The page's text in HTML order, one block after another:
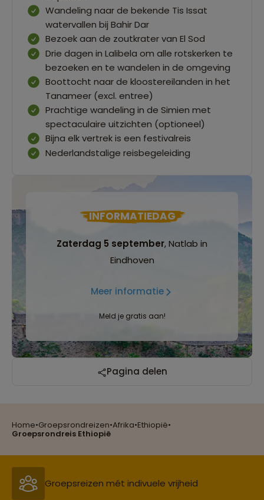
Home•Groepsrondreizen•Afrika•Ethiopië•
Groepsrondreis Ethiopië
Wandeling naar de bekende Tis Issat
watervallen bij Bahir Dar
Bezoek aan de zoutkrater van El Sod
Drie dagen in Lalibela om alle rotskerken te
bezoeken en te wandelen in de omgeving
Boottocht naar de kloostereilanden in het
Tanameer (excl. entree)
Prachtige wandeling in de Simien met
spectaculaire uitzichten (optioneel)
Bijna elk vertrek is een festivalreis
Nederlandstalige reisbegeleiding
INFORMATIEDAG
Zaterdag 5 september, Natlab in
Eindhoven
Meer informatie
Meld je gratis aan!
Pagina delen
Reizen met oog voor mens, cultuur en milieu
Groepsreizen mét indivuele vrijheid
Persoonlijk en deskundig reisadvies